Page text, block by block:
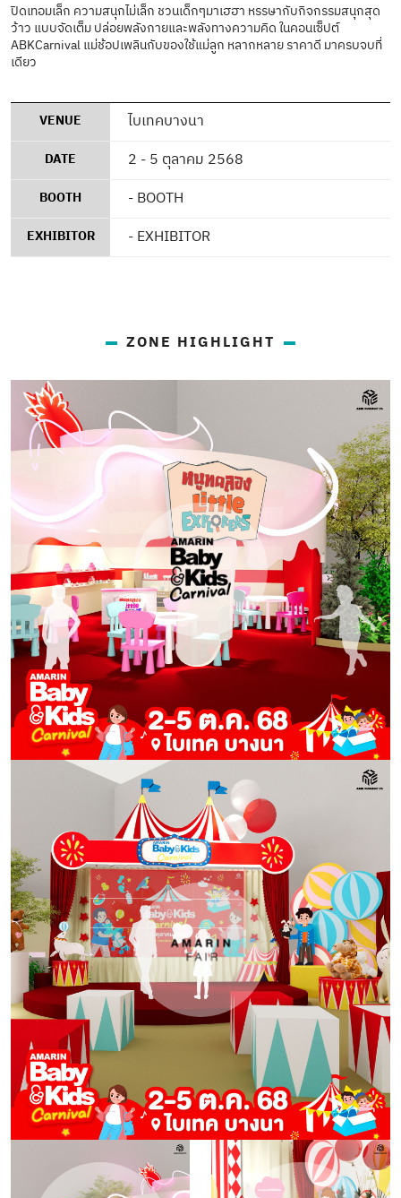
ปิดเทอมเล็ก ความสนุกไม่เล็ก ชวนเด็กๆมาเฮฮา หรรษากับกิจกรรมสนุกสุด
ว้าว แบบจัดเต็ม ปล่อยพลังกายและพลังทางความคิด ในคอนเซ็ปต์
ABKCarnival แม่ช้อปเพลินกับของใช้แม่ลูก หลากหลาย ราคาดี มาครบจบที่
เดียว
VENUE ไบเทคบางนา
DATE 2 - 5 ตุลาคม 2568
BOOTH -BOOTH
EXHIBITOR -EXHIBITOR
ZONE HIGHLIGHT